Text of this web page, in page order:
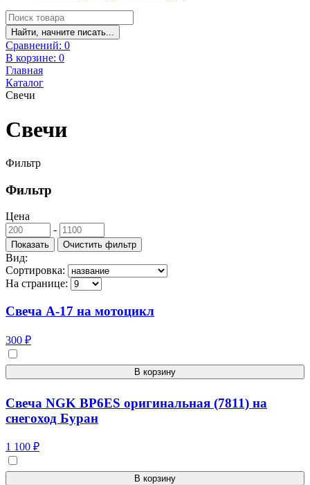
Найти, начните писать...
Сравнений: 0
В корзине: 0
Главная
Каталог
Свечи
Свечи
Фильтр
Фильтр
Цена
-
Вид:
Сортировка:
На странице:
Свеча А-17 на мотоцикл
300 ₽
В корзину
Свеча NGK BP6ES оригинальная (7811) на
снегоход Буран
1 100 ₽
В корзину